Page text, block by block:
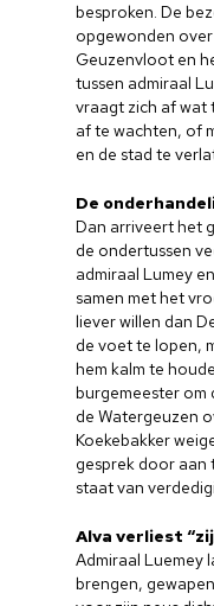
besproken. De
opgewonden
Geuzenvloot en
tussen admiraal
vraagt zich af wat
af te wachten, of
en de stad te
De
Dan arriveert het
de ondertussen
admiraal Lumey
samen met het
liever willen dan
de voet te lopen,
hem kalm te
burgemeester om
de Watergeuzen
Koekebakker
gesprek door aan
staat van
Alva verliest
Admiraal Luemey
brengen,